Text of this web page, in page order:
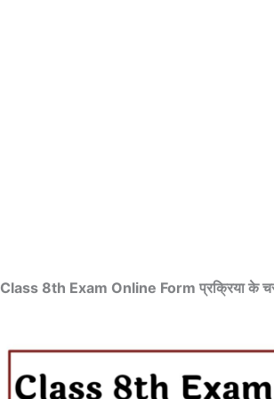
Class 8th Exam Online Form प्रक्रिया के